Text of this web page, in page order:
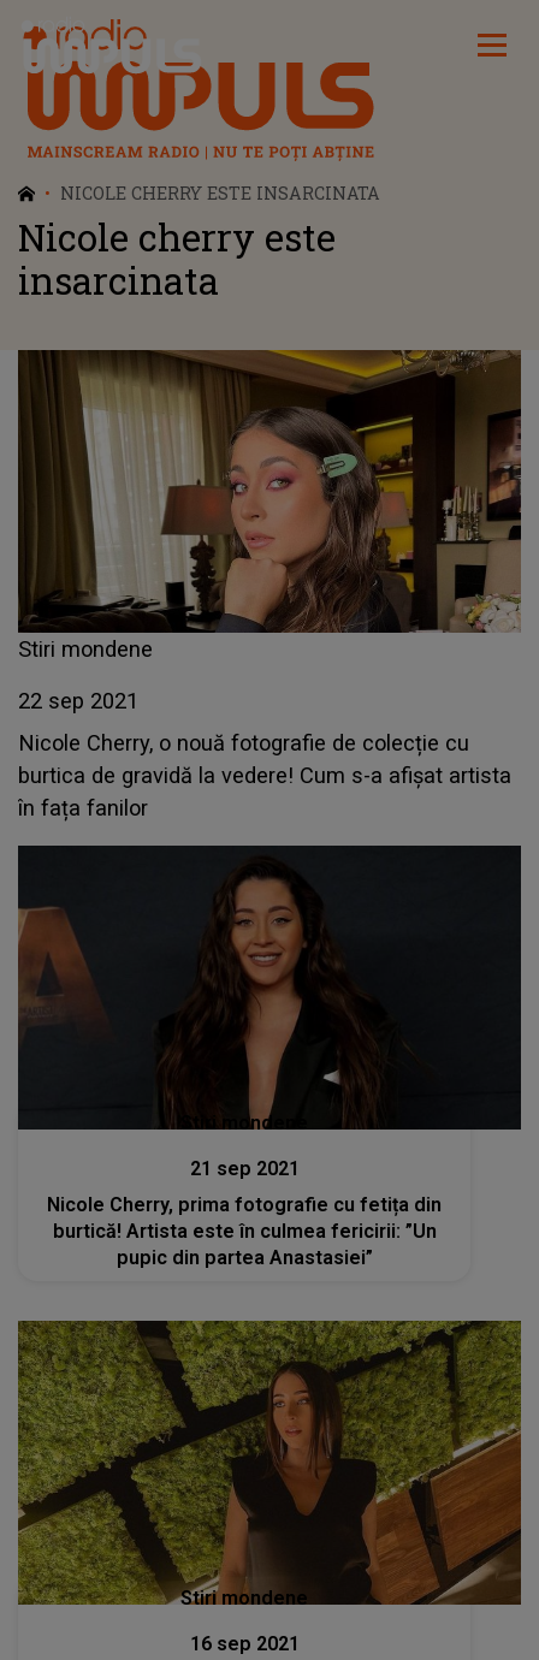
Radio Impuls
NICOLE CHERRY ESTE INSARCINATA
Nicole cherry este
insarcinata
Stiri mondene
22 sep 2021
Nicole Cherry, o nouă fotografie de colecție cu
burtica de gravidă la vedere! Cum s-a afișat artista
în fața fanilor
Stiri mondene
21 sep 2021
Nicole Cherry, prima fotografie cu fetița din
burtică! Artista este în culmea fericirii: ”Un
pupic din partea Anastasiei”
Stiri mondene
16 sep 2021